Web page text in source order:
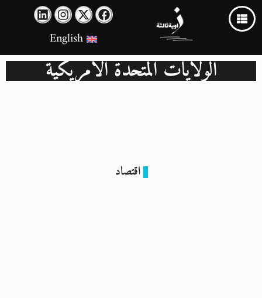
English
الولايات المتحدة الأمريكية
اقتصاد